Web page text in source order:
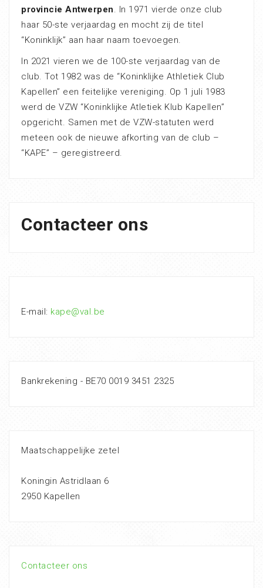
provincie Antwerpen. In 1971 vierde onze club
haar 50-ste verjaardag en mocht zij de titel
“Koninklijk” aan haar naam toevoegen.
In 2021 vieren we de 100-ste verjaardag van de
club. Tot 1982 was de “Koninklijke Athletiek Club
Kapellen” een feitelijke vereniging. Op 1 juli 1983
werd de VZW “Koninklijke Atletiek Klub Kapellen”
opgericht. Samen met de VZW-statuten werd
meteen ook de nieuwe afkorting van de club –
“KAPE” – geregistreerd.
Contacteer ons
E-mail: kape@val.be
Bankrekening - BE70 0019 3451 2325
Maatschappelijke zetel
Koningin Astridlaan 6
2950 Kapellen
Contacteer ons